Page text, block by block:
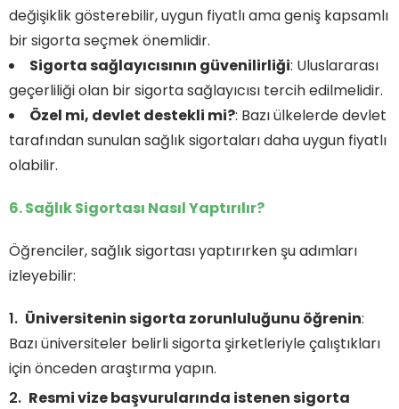
değişiklik gösterebilir, uygun fiyatlı ama geniş kapsamlı
bir sigorta seçmek önemlidir.
Sigorta sağlayıcısının güvenilirliği: Uluslararası
geçerliliği olan bir sigorta sağlayıcısı tercih edilmelidir.
Özel mi, devlet destekli mi?: Bazı ülkelerde devlet
tarafından sunulan sağlık sigortaları daha uygun fiyatlı
olabilir.
6. Sağlık Sigortası Nasıl Yaptırılır?
Öğrenciler, sağlık sigortası yaptırırken şu adımları
izleyebilir:
Üniversitenin sigorta zorunluluğunu öğrenin:
Bazı üniversiteler belirli sigorta şirketleriyle çalıştıkları
için önceden araştırma yapın.
Resmi vize başvurularında istenen sigorta